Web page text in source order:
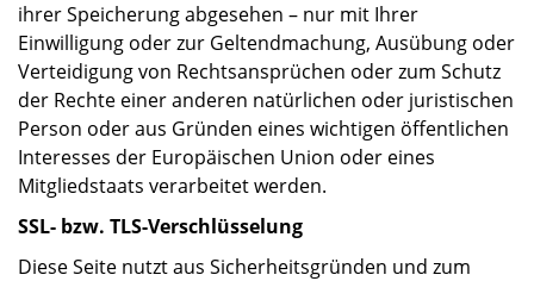
ihrer Speicherung abgesehen – nur mit Ihrer
Einwilligung oder zur Geltendmachung, Ausübung oder
Verteidigung von Rechtsansprüchen oder zum Schutz
der Rechte einer anderen natürlichen oder juristischen
Person oder aus Gründen eines wichtigen öffentlichen
Interesses der Europäischen Union oder eines
Mitgliedstaats verarbeitet werden.
SSL- bzw. TLS-Verschlüsselung
Diese Seite nutzt aus Sicherheitsgründen und zum